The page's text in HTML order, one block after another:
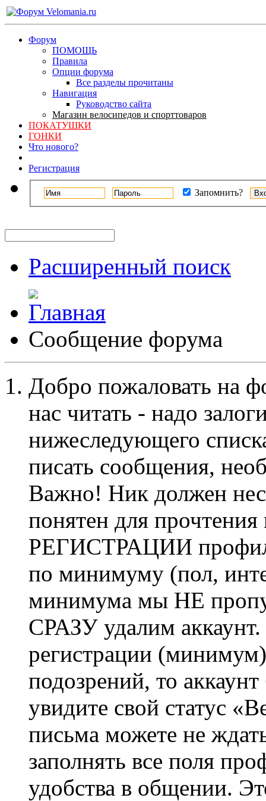
Форум
ПОМОЩЬ
Правила
Опции форума
Все разделы прочитаны
Навигация
Руководство сайта
Магазин велосипедов и спорттоваров
ПОКАТУШКИ
ГОНКИ
Что нового?
Регистрация
Запомнить?
Расширенный поиск
Сообщение форума
Добро пожаловать на
нас читать - надо
нижеследующего
писать сообщения,
Важно! Ник должен
понятен для
РЕГИСТРАЦИИ профиль
по минимуму (пол,
минимума мы НЕ
СРАЗУ удалим
регистрации
подозрений, то
увидите свой статус
письма можете не
заполнять все поля
удобства в общении.